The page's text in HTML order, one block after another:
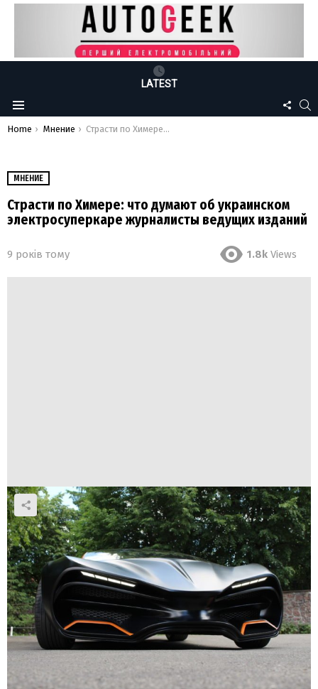
LATEST
Menu
US
You are here:
Home Мнение Страсти по Химере: что думают об украинском электросуперкаре журналисты ведущих изданий
МНЕНИЕ
Страсти по Химере: что думают об украинском
электросуперкаре журналисты ведущих изданий
9 років тому 1.8k Views